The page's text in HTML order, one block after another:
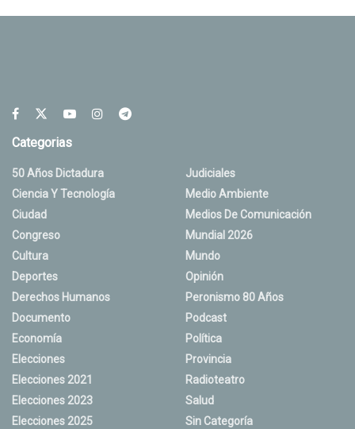
Categorias
50 Años Dictadura
Ciencia Y Tecnología
Ciudad
Congreso
Cultura
Deportes
Derechos Humanos
Documento
Economía
Elecciones
Elecciones 2021
Elecciones 2023
Elecciones 2025
Judiciales
Medio Ambiente
Medios De Comunicación
Mundial 2026
Mundo
Opinión
Peronismo 80 Años
Podcast
Política
Provincia
Radioteatro
Salud
Sin Categoría